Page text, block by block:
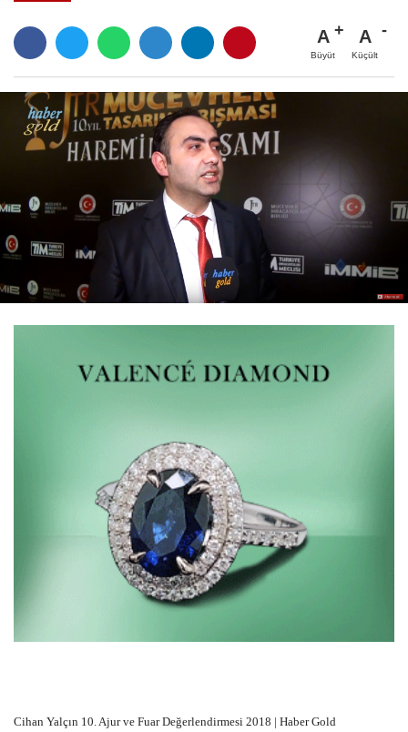
A
Büyüt
A
Küçült
Cihan Yalçın 10. Ajur ve Fuar Değerlendirmesi 2018 | Haber Gold